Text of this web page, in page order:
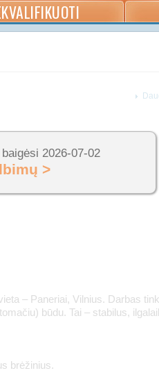
– Paneriai, Vilnius. Darbas
būdu. Tai – stabilus,
brėžinius.
2026-07-02
>